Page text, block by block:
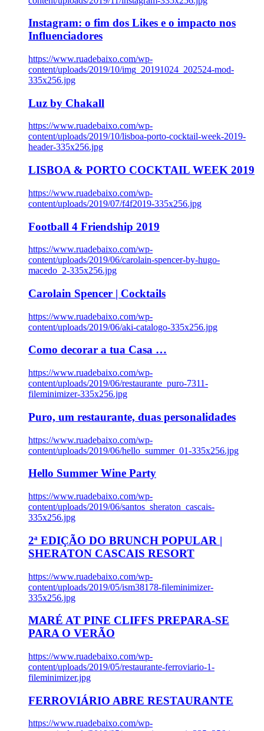
Instagram: o fim dos Likes e o impacto nos
Influenciadores
https://www.ruadebaixo.com/wp-
content/uploads/2019/10/img_20191024_202524-mod-
335x256.jpg
Luz by Chakall
https://www.ruadebaixo.com/wp-
content/uploads/2019/10/lisboa-porto-cocktail-week-2019-
header-335x256.jpg
LISBOA & PORTO COCKTAIL WEEK 2019
https://www.ruadebaixo.com/wp-
content/uploads/2019/07/f4f2019-335x256.jpg
Football 4 Friendship 2019
https://www.ruadebaixo.com/wp-
content/uploads/2019/06/carolain-spencer-by-hugo-
macedo_2-335x256.jpg
Carolain Spencer | Cocktails
https://www.ruadebaixo.com/wp-
content/uploads/2019/06/aki-catalogo-335x256.jpg
Como decorar a tua Casa …
https://www.ruadebaixo.com/wp-
content/uploads/2019/06/restaurante_puro-7311-
fileminimizer-335x256.jpg
Puro, um restaurante, duas personalidades
https://www.ruadebaixo.com/wp-
content/uploads/2019/06/hello_summer_01-335x256.jpg
Hello Summer Wine Party
https://www.ruadebaixo.com/wp-
content/uploads/2019/06/santos_sheraton_cascais-
335x256.jpg
2ª EDIÇÃO DO BRUNCH POPULAR |
SHERATON CASCAIS RESORT
https://www.ruadebaixo.com/wp-
content/uploads/2019/05/ism38178-fileminimizer-
335x256.jpg
MARÉ AT PINE CLIFFS PREPARA-SE
PARA O VERÃO
https://www.ruadebaixo.com/wp-
content/uploads/2019/05/restaurante-ferroviario-1-
fileminimizer.jpg
FERROVIÁRIO ABRE RESTAURANTE
https://www.ruadebaixo.com/wp-